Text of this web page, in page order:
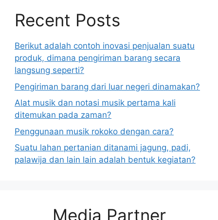
Recent Posts
Berikut adalah contoh inovasi penjualan suatu
produk, dimana pengiriman barang secara
langsung seperti?
Pengiriman barang dari luar negeri dinamakan?
Alat musik dan notasi musik pertama kali
ditemukan pada zaman?
Penggunaan musik rokoko dengan cara?
Suatu lahan pertanian ditanami jagung, padi,
palawija dan lain lain adalah bentuk kegiatan?
Media Partner